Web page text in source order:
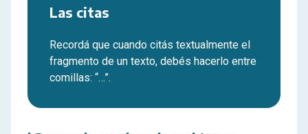
Las citas
Recordá que cuando citás textualmente el
fragmento de un texto, debés hacerlo entre
comillas: “…”.